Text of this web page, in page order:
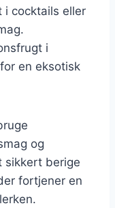
i cocktails eller
i
en eksotisk
og
sikkert berige
fortjener en